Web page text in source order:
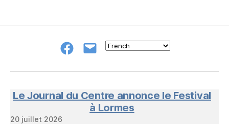
Groupe
NeL
E-
à
Livres
Le Journal du Centre annonce le Festival
à Lormes
20 juillet 2026